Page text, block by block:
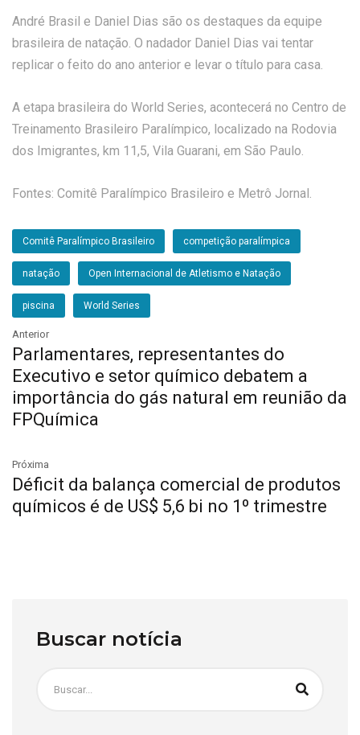
André Brasil e Daniel Dias são os destaques da equipe
brasileira de natação. O nadador Daniel Dias vai tentar
replicar o feito do ano anterior e levar o título para casa.
A etapa brasileira do World Series, acontecerá no Centro de
Treinamento Brasileiro Paralímpico, localizado na Rodovia
dos Imigrantes, km 11,5, Vila Guarani, em São Paulo.
Fontes: Comitê Paralímpico Brasileiro e Metrô Jornal.
Comitê Paralímpico Brasileiro competição paralímpica
natação Open Internacional de Atletismo e Natação
piscina World Series
Anterior
Parlamentares, representantes do
Executivo e setor químico debatem a
importância do gás natural em reunião da
FPQuímica
Próxima
Déficit da balança comercial de produtos
químicos é de US$ 5,6 bi no 1º trimestre
Buscar notícia